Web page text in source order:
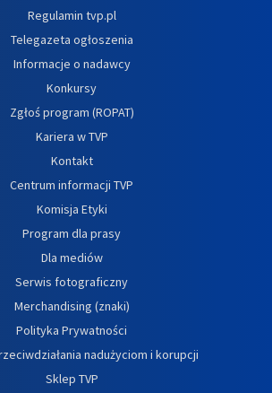
Regulamin tvp.pl
Telegazeta ogłoszenia
Informacje o nadawcy
Konkursy
Zgłoś program (ROPAT)
Kariera w TVP
Kontakt
Centrum informacji TVP
Komisja Etyki
Program dla prasy
Dla mediów
Serwis fotograficzny
Merchandising (znaki)
Polityka Prywatności
nadużyciom i korupcji
Sklep TVP